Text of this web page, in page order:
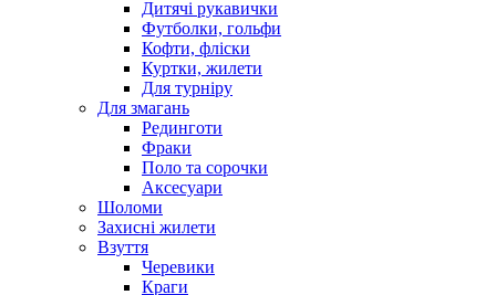
Дитячі рукавички
Футболки, гольфи
Кофти, фліски
Куртки, жилети
Для турніру
Для змагань
Рединготи
Фраки
Поло та сорочки
Аксесуари
Шоломи
Захисні жилети
Взуття
Черевики
Краги